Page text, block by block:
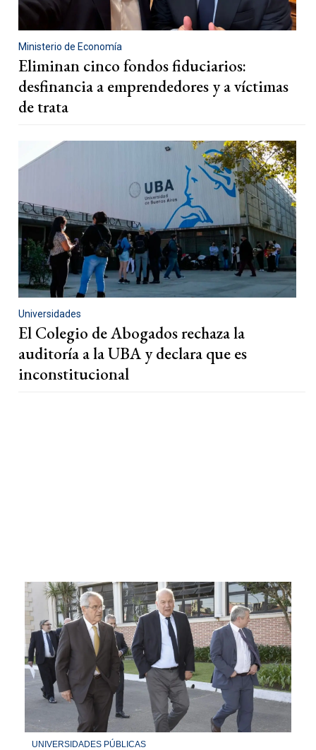
Ministerio de Economía
Eliminan cinco fondos fiduciarios:
desfinancia a emprendedores y a víctimas
de trata
Universidades
El Colegio de Abogados rechaza la
auditoría a la UBA y declara que es
inconstitucional
UNIVERSIDADES PÚBLICAS